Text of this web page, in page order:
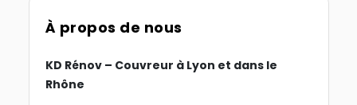
À propos de nous
KD Rénov – Couvreur à Lyon et dans le
Rhône